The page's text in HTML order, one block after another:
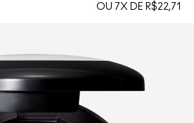
OU 7X DE R$22,71